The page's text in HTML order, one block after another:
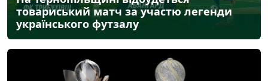
товариський матч за участю легенди
українського футзалу